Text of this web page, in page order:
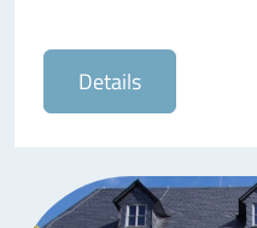
Details